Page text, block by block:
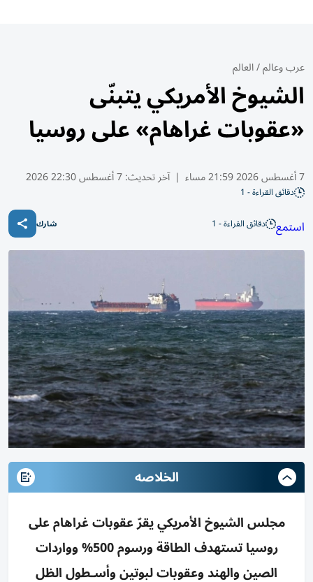
عرب وعالم/العالم
الشيوخ الأمريكي يتبنّى
«عقوبات غراهام» على روسيا
7 أغسطس 2026 21:59 مساء | آخر تحديث:7 أغسطس 22:30 2026
دقائق القراءة - 1
استمع دقائق القراءة - 1 شارك
الخلاصه
مجلس الشيوخ الأمريكي يقرّ عقوبات غراهام على
روسيا تستهدف الطاقة ورسوم 500% وواردات
الصين والهند وعقوبات لبوتين وأسـطول الظل